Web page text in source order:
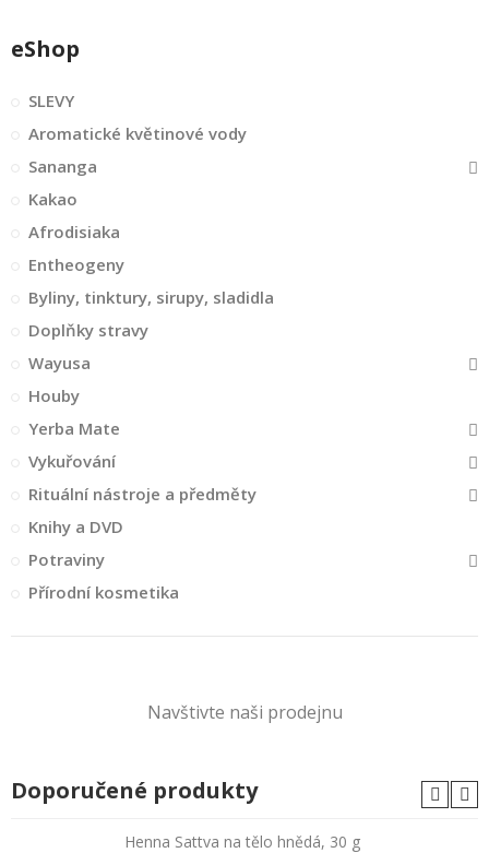
eShop
SLEVY
Aromatické květinové vody
Sananga
Kakao
Afrodisiaka
Entheogeny
Byliny, tinktury, sirupy, sladidla
Doplňky stravy
Wayusa
Houby
Yerba Mate
Vykuřování
Rituální nástroje a předměty
Knihy a DVD
Potraviny
Přírodní kosmetika
Navštivte naši prodejnu
Doporučené produkty
Henna Sattva na tělo hnědá, 30 g